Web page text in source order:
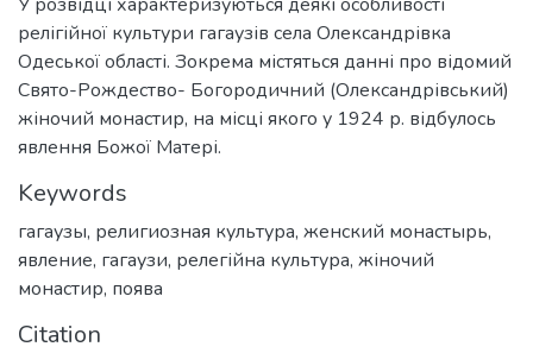
релігійної культури гагаузів села Олександрівка
Одеської області. Зокрема містяться данні про відомий
Свято-Рождество- Богородичний (Олександрівський)
жіночий монастир, на місці якого у 1924 р. відбулось
явлення Божої Матері.
Keywords
гагаузы, религиозная культура, женский монастырь,
явление, гагаузи, релегійна культура, жіночий
монастир, поява
Citation